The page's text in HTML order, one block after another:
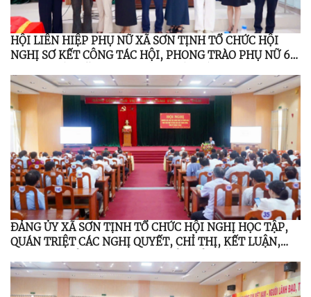
HỘI LIÊN HIỆP PHỤ NỮ XÃ SƠN TỊNH TỔ CHỨC HỘI
NGHỊ SƠ KẾT CÔNG TÁC HỘI, PHONG TRÀO PHỤ NỮ 6
ĐOẠN 2021 – 2026
ĐẢNG ỦY XÃ SƠN TỊNH TỔ CHỨC HỘI NGHỊ HỌC TẬP,
QUÁN TRIỆT CÁC NGHỊ QUYẾT, CHỈ THỊ, KẾT LUẬN,